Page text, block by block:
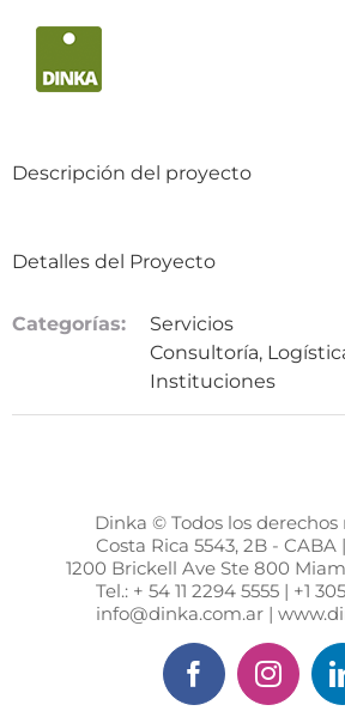
Descripción del proyecto
Detalles del Proyecto
Categorías:
Servicios
Consultoría,
Instituciones
Dinka © Todos los derechos
Costa Rica 5543, 2B -
1200 Brickell Ave Ste 800 Miami
Tel.: + 54 11 2294 5555 | +1
info@dinka.com.ar |
Facebook